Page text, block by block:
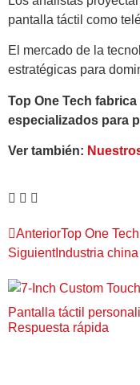
pantalla táctil como
El mercado de la
estratégicas para
Top One Tech
especializados para
Ver también:
AnteriorTop One
SiguientIndustria
Pantalla táctil
Respuesta rápida